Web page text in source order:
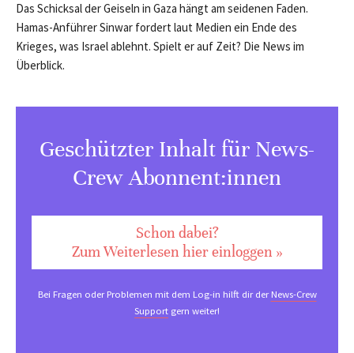
Das Schicksal der Geiseln in Gaza hängt am seidenen Faden.
Hamas-Anführer Sinwar fordert laut Medien ein Ende des
Krieges, was Israel ablehnt. Spielt er auf Zeit? Die News im
Überblick.
Geschützter Inhalt für News-
Crew Abonnent:innen
Schon dabei?
Zum Weiterlesen hier einloggen »
Bei Fragen oder Problemen mit dem Log-in hilft dir derNews-Crew
Support gern weiter!